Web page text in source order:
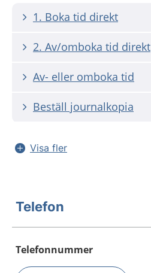
1. Boka tid direkt
2. Av/omboka tid direkt
Av- eller omboka tid
Beställ journalkopia
Visa fler
Telefon
Telefonnummer